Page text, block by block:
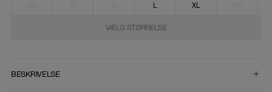
L XL
VÆLG STØRRELSE
BESKRIVELSE